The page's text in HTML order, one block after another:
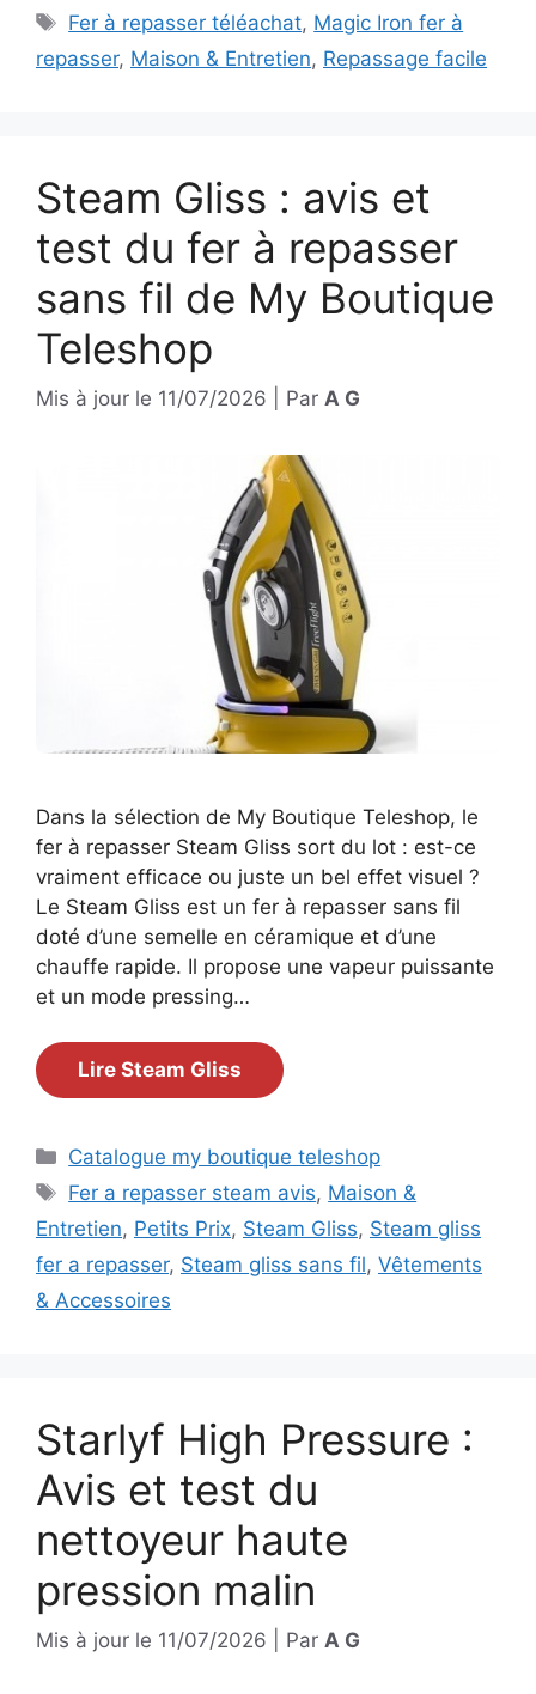
Étiquettes
Fer à repasser téléachat, Magic Iron fer à
repasser, Maison & Entretien, Repassage facile
Steam Gliss : avis et
test du fer à repasser
sans fil de My Boutique
Teleshop
Mis à jour le 11/07/2026 Par A G
Dans la sélection de My Boutique Teleshop, le
fer à repasser Steam Gliss sort du lot : est-ce
vraiment efficace ou juste un bel effet visuel ?
Le Steam Gliss est un fer à repasser sans fil
doté d’une semelle en céramique et d’une
chauffe rapide. Il propose une vapeur puissante
et un mode pressing…
Lire Steam Gliss
Catégories
Catalogue my boutique teleshop
Étiquettes
Fer a repasser steam avis, Maison &
Entretien, Petits Prix, Steam Gliss, Steam gliss
fer a repasser, Steam gliss sans fil, Vêtements
& Accessoires
Starlyf High Pressure :
Avis et test du
nettoyeur haute
pression malin
Mis à jour le 11/07/2026 Par A G